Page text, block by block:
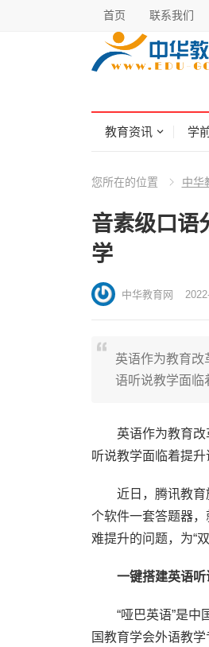
首页 联系我们
教育资讯 学
您所在的位置 中华
音素级口语
学
中华教育网
英语作为教育改
语听说教学面
英语作为教育
听说教学面临着提
近日，腾讯教
个软件一套答题器
难提升的问题，为“
一键搭建英语
“哑巴英语”是
国教育学会外语教